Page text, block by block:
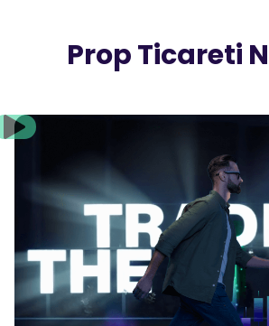
Prop Ticareti